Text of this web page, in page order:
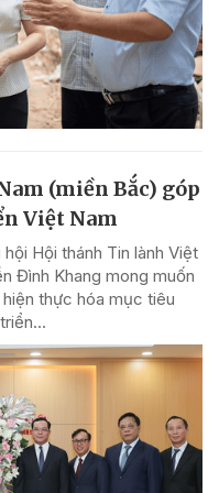
(miền Bắc) góp
Việt Nam
Hội thánh Tin lành Việt
Đình Khang mong muốn
thực hóa mục tiêu